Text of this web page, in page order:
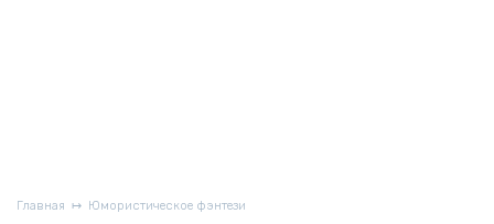
Главная Юмористическое фэнтези